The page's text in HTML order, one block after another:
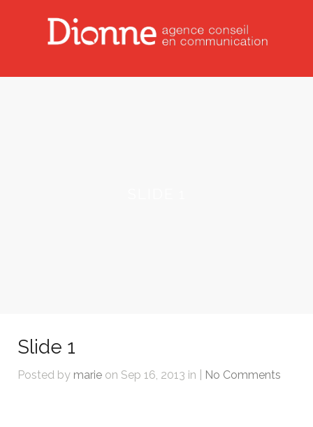
Slide 1
Posted by marie on Sep 16, 2013 in | No Comments